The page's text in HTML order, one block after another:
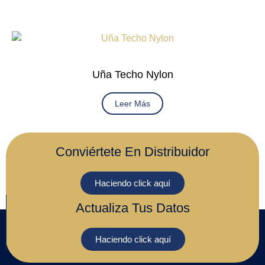
Uña Techo Nylon
Leer Más
Conviértete En Distribuidor
Haciendo click aquí
Actualiza Tus Datos
Haciendo click aquí